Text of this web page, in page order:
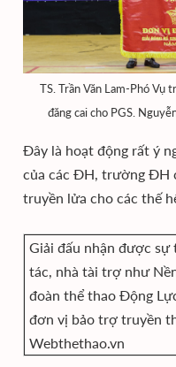
TS. Trần Văn Lam-Phó
đăng cai cho PGS.
Đây là hoạt động rất ý
của các ĐH, trường ĐH
truyền lửa cho các thế
Giải đấu nhận được
tác, nhà tài trợ như
đoàn thể thao Động
đơn vị bảo trợ truyền
Webthethao.vn